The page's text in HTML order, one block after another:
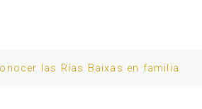
las Rías Baixas en familia